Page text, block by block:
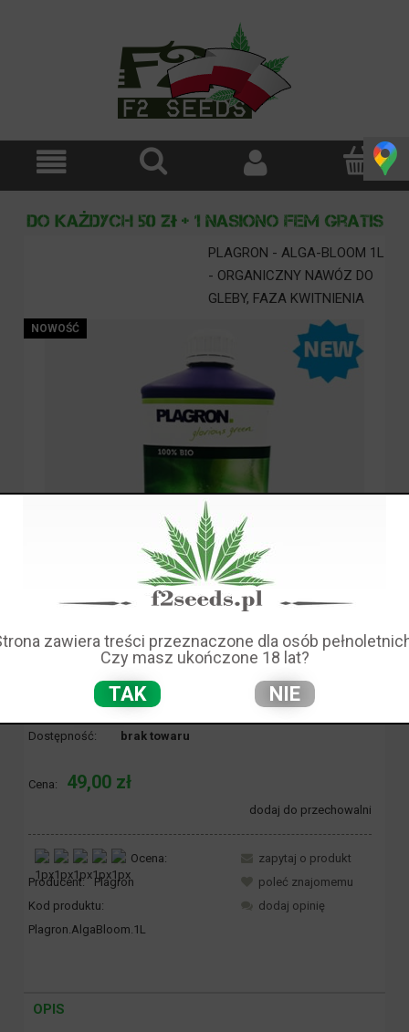
PLAGRON - ALGA-BLOOM 1L
- ORGANICZNY NAWÓZ DO
GLEBY, FAZA KWITNIENIA
NOWOŚĆ
Dostępność: brak towaru
Cena: 49,00 zł
dodaj do przechowalni
Ocena:
Producent: Plagron
Kod produktu:
Plagron.AlgaBloom.1L
zapytaj o produkt
poleć znajomemu
dodaj opinię
OPIS
zawiera treści przeznaczone dla osób
Czy masz ukończone 18 lat?
TAK NIE